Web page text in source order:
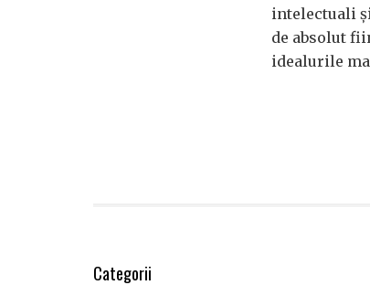
intelectuali
de absolut
idealurile
Categorii